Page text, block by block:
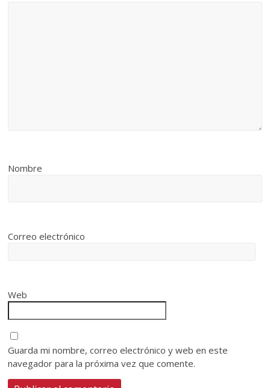
Nombre
Correo electrónico
Web
Guarda mi nombre, correo electrónico y web en este
navegador para la próxima vez que comente.